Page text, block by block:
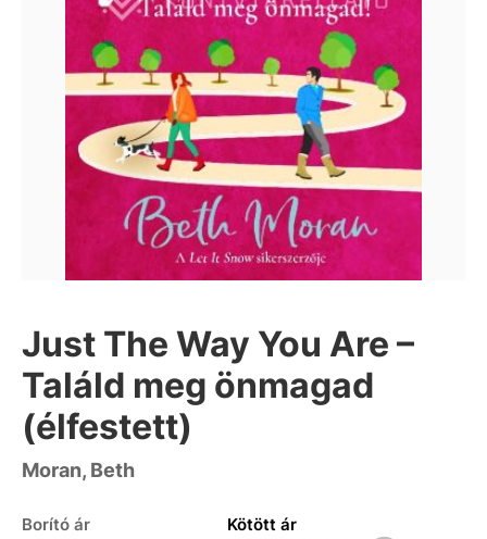
Just The Way You Are –
Találd meg önmagad
(élfestett)
Moran, Beth
Borító ár Kötött ár